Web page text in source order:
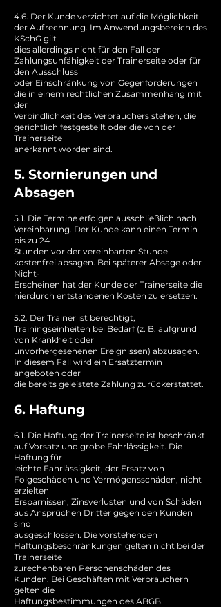
4.6. Der Kunde verzichtet auf die Möglichkeit
der Aufrechnung. Im Anwendungsbereich des
KSchG gilt
dies allerdings nicht für den Fall der
Zahlungsunfähigkeit der Trainerseite oder für
den Ausschluss
oder Einschränkung von Gegenforderungen
die in einem rechtlichen Zusammenhang mit
der
Verbindlichkeit des Verbrauchers stehen, die
gerichtlich festgestellt oder die von der
Trainerseite
anerkannt worden sind.
5. Stornierungen und
Absagen
5.1. Die Termine erfolgen ausschließlich nach
Vereinbarung. Der Kunde kann einen Termin
bis zu 24
Stunden vor der vereinbarten Stunde
kostenfrei absagen. Bei späterer Absage oder
Nicht-
Erscheinen hat der Kunde der Trainerseite die
hierdurch entstandenen Kosten zu ersetzen.
5.2. Der Trainer ist berechtigt,
Trainingseinheiten bei Bedarf (z. B. aufgrund
von Krankheit oder
unvorhergesehenen Ereignissen) abzusagen.
In diesem Fall wird ein Ersatztermin
angeboten oder
die bereits geleistete Zahlung zurückerstattet.
6. Haftung
6.1. Die Haftung der Trainerseite ist beschränkt
auf Vorsatz und grobe Fahrlässigkeit. Die
Haftung für
leichte Fahrlässigkeit, der Ersatz von
Folgeschäden und Vermögensschäden, nicht
erzielten
Ersparnissen, Zinsverlusten und von Schäden
aus Ansprüchen Dritter gegen den Kunden
sind
ausgeschlossen. Die vorstehenden
Haftungsbeschränkungen gelten nicht bei der
Trainerseite
zurechenbaren Personenschäden des
Kunden. Bei Geschäften mit Verbrauchern
gelten die
Haftungsbestimmungen des ABGB.